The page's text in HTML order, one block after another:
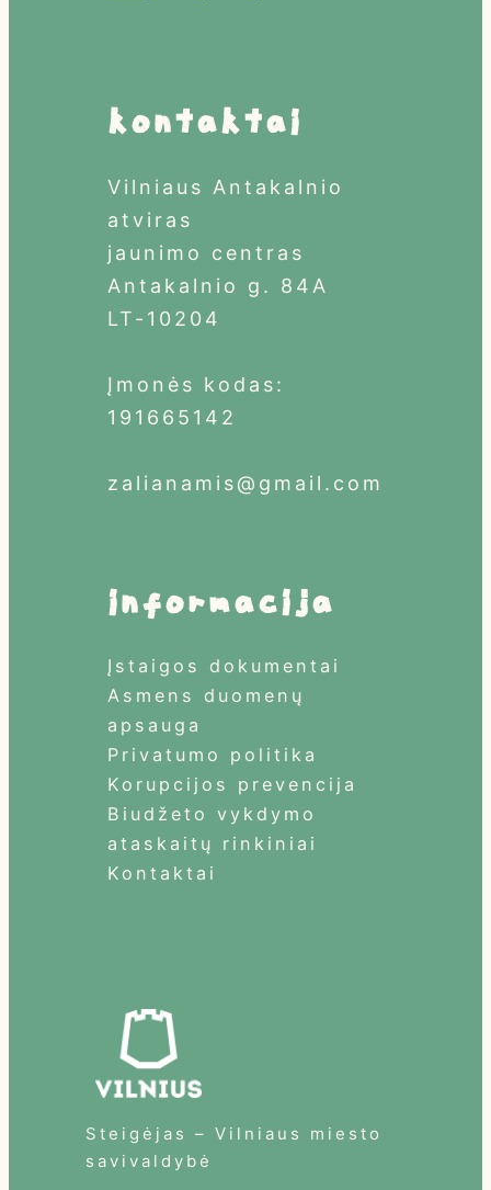
Kontaktai
Vilniaus Antakalnio
atviras
jaunimo centras
Antakalnio g. 84A
LT-10204
Įmonės kodas:
191665142
zalianamis@gmail.com
informacija
Įstaigos dokumentai
Asmens duomenų
apsauga
Privatumo politika
Korupcijos prevencija
Biudžeto vykdymo
ataskaitų rinkiniai
Kontaktai
Steigėjas – Vilniaus miesto
savivaldybė